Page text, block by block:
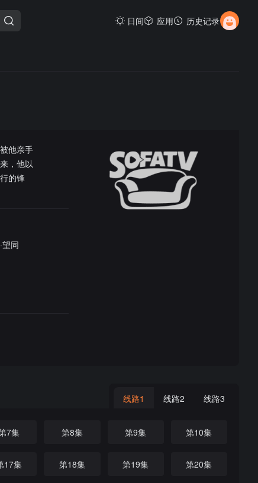
日间 应用 历史记录
他亲手
，他以
的锋
望同
线路1 线路2 线路3
7集 第8集 第9集 第10集
17集 第18集 第19集 第20集